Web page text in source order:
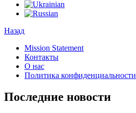
Назад
Mission Statement
Контакты
О нас
Политика конфиденциальности
Последние новости